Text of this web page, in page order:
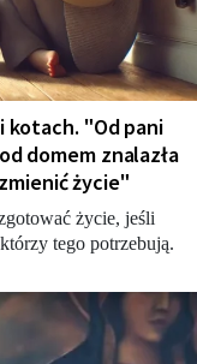
kotach. "Od pani
domem znalazła
życie"
życie, jeśli
tego potrzebują.